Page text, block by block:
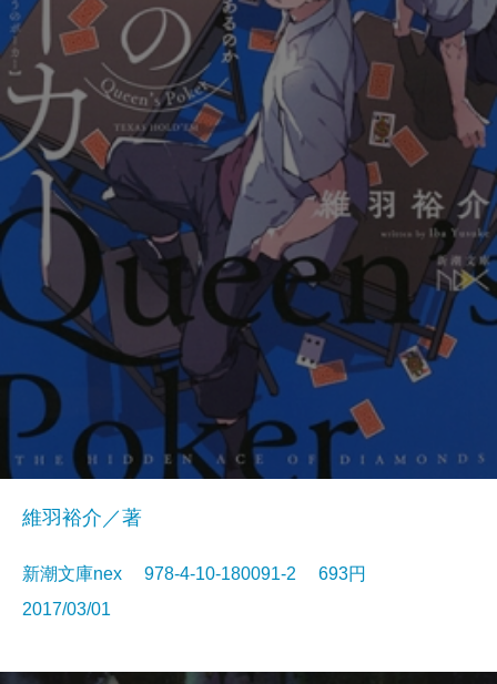
維羽裕介／著
新潮文庫nex 978-4-10-180091-2 693円
2017/03/01